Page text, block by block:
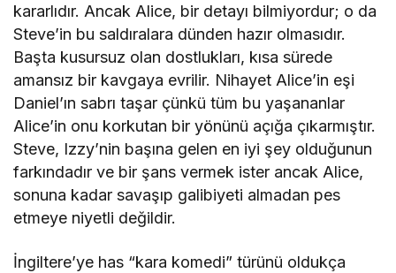
kararlıdır. Ancak Alice, bir detayı bilmiyordur; o da
Steve’in bu saldıralara dünden hazır olmasıdır.
Başta kusursuz olan dostlukları, kısa sürede
amansız bir kavgaya evrilir. Nihayet Alice’in eşi
Daniel’ın sabrı taşar çünkü tüm bu yaşananlar
Alice’in onu korkutan bir yönünü açığa çıkarmıştır.
Steve, Izzy’nin başına gelen en iyi şey olduğunun
farkındadır ve bir şans vermek ister ancak Alice,
sonuna kadar savaşıp galibiyeti almadan pes
etmeye niyetli değildir.
İngiltere’ye has “kara komedi” türünü oldukça